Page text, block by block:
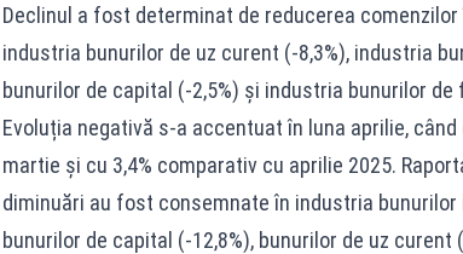
Declinul a fost determinat de reducerea
industria bunurilor de uz curent (-8,3%), industria
bunurilor de capital (-2,5%) și industria bunurilor
Evoluția negativă s-a accentuat în luna aprilie,
martie și cu 3,4% comparativ cu aprilie 2025.
diminuări au fost consemnate în industria
bunurilor de capital (-12,8%), bunurilor de uz